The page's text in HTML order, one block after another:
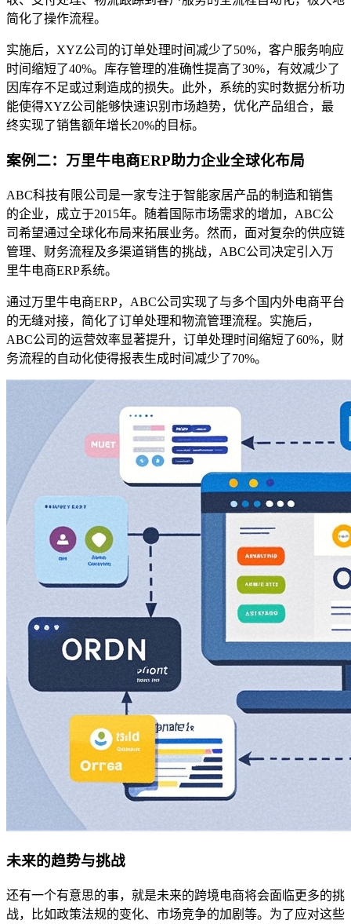
简化了操作流程。
实施后，XYZ公司的订单处理时间减少了50%，客户服务响应
时间缩短了40%。库存管理的准确性提高了30%，有效减少了
因库存不足或过剩造成的损失。此外，系统的实时数据分析功
能使得XYZ公司能够快速识别市场趋势，优化产品组合，最
终实现了销售额年增长20%的目标。
案例二：万里牛电商ERP助力企业全球化布局
ABC科技有限公司是一家专注于智能家居产品的制造和销售
的企业，成立于2015年。随着国际市场需求的增加，ABC公
司希望通过全球化布局来拓展业务。然而，面对复杂的供应链
管理、财务流程及多渠道销售的挑战，ABC公司决定引入万
里牛电商ERP系统。
通过万里牛电商ERP，ABC公司实现了与多个国内外电商平台
的无缝对接，简化了订单处理和物流管理流程。实施后，
ABC公司的运营效率显著提升，订单处理时间缩短了60%，财
务流程的自动化使得报表生成时间减少了70%。
未来的趋势与挑战
还有一个有意思的事，就是未来的跨境电商将会面临更多的挑
战，比如政策法规的变化、市场竞争的加剧等。为了应对这些